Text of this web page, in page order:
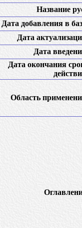
Название
Дата добавления в
Дата
Дата
Дата окончания
Область